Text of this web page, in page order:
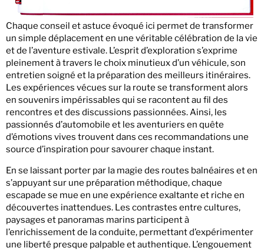
Chaque conseil et astuce évoqué ici permet de transformer
un simple déplacement en une véritable célébration de la vie
et de l’aventure estivale. L’esprit d’exploration s’exprime
pleinement à travers le choix minutieux d’un véhicule, son
entretien soigné et la préparation des meilleurs itinéraires.
Les expériences vécues sur la route se transforment alors
en souvenirs impérissables qui se racontent au fil des
rencontres et des discussions passionnées. Ainsi, les
passionnés d’automobile et les aventuriers en quête
d’émotions vives trouvent dans ces recommandations une
source d’inspiration pour savourer chaque instant.
En se laissant porter par la magie des routes balnéaires et en
s’appuyant sur une préparation méthodique, chaque
escapade se mue en une expérience exaltante et riche en
découvertes inattendues. Les contrastes entre cultures,
paysages et panoramas marins participent à
l’enrichissement de la conduite, permettant d’expérimenter
une liberté presque palpable et authentique. L’engouement